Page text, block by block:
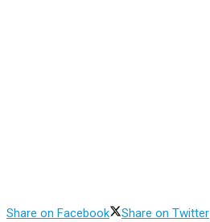
Share on Facebook Share on Twitter